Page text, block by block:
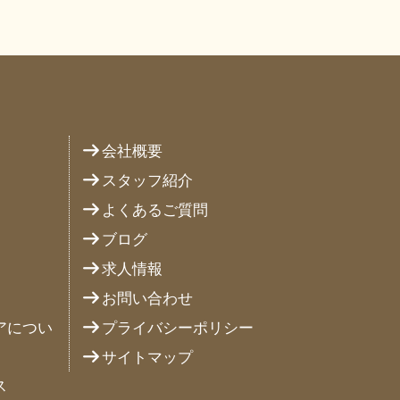
につい
会社概要
スタッフ紹介
よくあるご質問
ブログ
求人情報
お問い合わせ
プライバシーポリシー
サイトマップ